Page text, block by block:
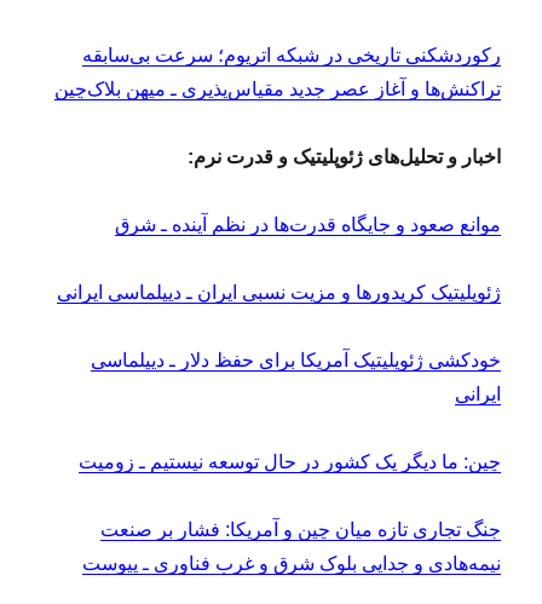
رکوردشکنی تاریخی در شبکه اتریوم؛ سرعت بی‌سابقه
تراکنش‌ها و آغاز عصر جدید مقیاس‌پذیری ـ میهن بلاک‌چین
اخبار و تحلیل‌های ژئوپلیتیک و قدرت نرم:
موانع صعود و جایگاه قدرت‌ها در نظم آینده ـ شرق
ژئوپلیتیک کریدورها و مزیت نسبی ایران ـ دیپلماسی ایرانی
خودکشی ژئوپلیتیک آمریکا برای حفظ دلار ـ دیپلماسی
ایرانی
چین: ما دیگر یک کشور در حال توسعه نیستیم ـ زومیت
جنگ تجاری تازه میان چین و آمریکا: فشار بر صنعت
نیمه‌هادی و جدایی بلوک شرق و غرب فناوری ـ پیوست